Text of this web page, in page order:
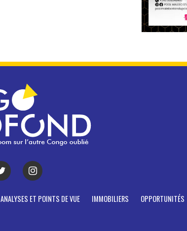
ANALYSES ET POINTS DE VUE IMMOBILIERS OPPORTUNITÉS